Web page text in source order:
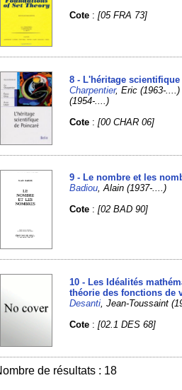
Cote :[05 FRA 73]
8 - L'héritage
Charpentier, Eric (1963-
(1954-....)
Cote :[00 CHAR 06]
9 - Le nombre et les
Badiou, Alain (1937-....)
Cote :[02 BAD 90]
10 - Les Idéalités
théorie des fonctions de
Desanti, Jean-Toussaint
Cote :[02.1 DES 68]
de résultats : 18